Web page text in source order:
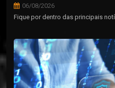
06/08/2026
Fique por dentro das principais